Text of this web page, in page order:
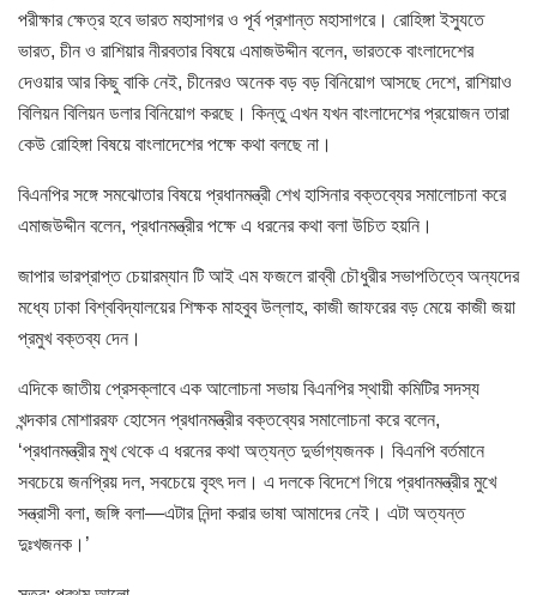
পরীক্ষার ক্ষেত্র হবে ভারত মহাসাগর ও পূর্ব প্রশান্ত মহাসাগরে। রোহিঙ্গা ইস্যুতে
ভারত, চীন ও রাশিয়ার নীরবতার বিষয়ে এমাজউদ্দীন বলেন, ভারতকে বাংলাদেশের
দেওয়ার আর কিছু বাকি নেই, চীনেরও অনেক বড় বড় বিনিয়োগ আসছে দেশে, রাশিয়াও
বিলিয়ন বিলিয়ন ডলার বিনিয়োগ করছে। কিন্তু এখন যখন বাংলাদেশের প্রয়োজন তারা
কেউ রোহিঙ্গা বিষয়ে বাংলাদেশের পক্ষে কথা বলছে না।
বিএনপির সঙ্গে সমঝোতার বিষয়ে প্রধানমন্ত্রী শেখ হাসিনার বক্তব্যের সমালোচনা করে
এমাজউদ্দীন বলেন, প্রধানমন্ত্রীর পক্ষে এ ধরনের কথা বলা উচিত হয়নি।
জাপার ভারপ্রাপ্ত চেয়ারম্যান টি আই এম ফজলে রাব্বী চৌধুরীর সভাপতিত্বে অন্যদের
মধ্যে ঢাকা বিশ্ববিদ্যালয়ের শিক্ষক মাহবুব উল্লাহ, কাজী জাফরের বড় মেয়ে কাজী জয়া
প্রমুখ বক্তব্য দেন।
এদিকে জাতীয় প্রেসক্লাবে এক আলোচনা সভায় বিএনপির স্থায়ী কমিটির সদস্য
খন্দকার মোশাররফ হোসেন প্রধানমন্ত্রীর বক্তব্যের সমালোচনা করে বলেন,
‘প্রধানমন্ত্রীর মুখ থেকে এ ধরনের কথা অত্যন্ত দুর্ভাগ্যজনক। বিএনপি বর্তমানে
সবচেয়ে জনপ্রিয় দল, সবচেয়ে বৃহৎ দল। এ দলকে বিদেশে গিয়ে প্রধানমন্ত্রীর মুখে
সন্ত্রাসী বলা, জঙ্গি বলা—এটার নিন্দা করার ভাষা আমাদের নেই। এটা অত্যন্ত
দুঃখজনক।’